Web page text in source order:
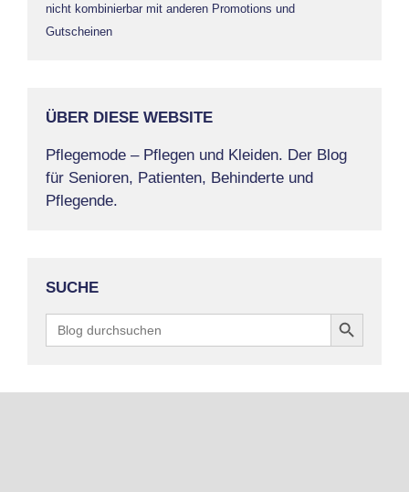
nicht kombinierbar mit anderen Promotions und
Gutscheinen
ÜBER DIESE WEBSITE
Pflegemode – Pflegen und Kleiden. Der Blog
für Senioren, Patienten, Behinderte und
Pflegende.
SUCHE
for:
Search Button